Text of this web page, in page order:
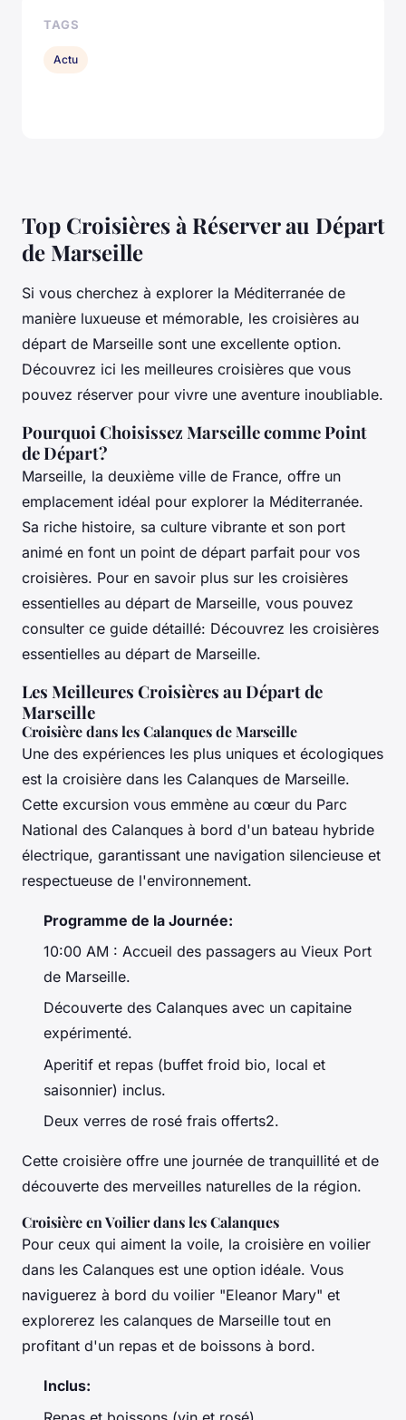
Top Croisières à Réserver au Départ
de Marseille
Si vous cherchez à explorer la Méditerranée de
manière luxueuse et mémorable, les croisières au
départ de Marseille sont une excellente option.
Découvrez ici les meilleures croisières que vous
pouvez réserver pour vivre une aventure inoubliable.
Pourquoi Choisissez Marseille comme Point
de Départ?
Marseille, la deuxième ville de France, offre un
emplacement idéal pour explorer la Méditerranée.
Sa riche histoire, sa culture vibrante et son port
animé en font un point de départ parfait pour vos
croisières. Pour en savoir plus sur les croisières
essentielles au départ de Marseille, vous pouvez
consulter ce guide détaillé: Découvrez les croisières
essentielles au départ de Marseille.
Les Meilleures Croisières au Départ de
Marseille
Croisière dans les Calanques de Marseille
Une des expériences les plus uniques et écologiques
est la croisière dans les Calanques de Marseille.
Cette excursion vous emmène au cœur du Parc
National des Calanques à bord d'un bateau hybride
électrique, garantissant une navigation silencieuse et
respectueuse de l'environnement.
Programme de la Journée:
10:00 AM : Accueil des passagers au Vieux Port
de Marseille.
Découverte des Calanques avec un capitaine
expérimenté.
Aperitif et repas (buffet froid bio, local et
saisonnier) inclus.
Deux verres de rosé frais offerts2.
Cette croisière offre une journée de tranquillité et de
découverte des merveilles naturelles de la région.
Croisière en Voilier dans les Calanques
Pour ceux qui aiment la voile, la croisière en voilier
dans les Calanques est une option idéale. Vous
naviguerez à bord du voilier "Eleanor Mary" et
explorerez les calanques de Marseille tout en
profitant d'un repas et de boissons à bord.
Inclus:
TAGS
Actu